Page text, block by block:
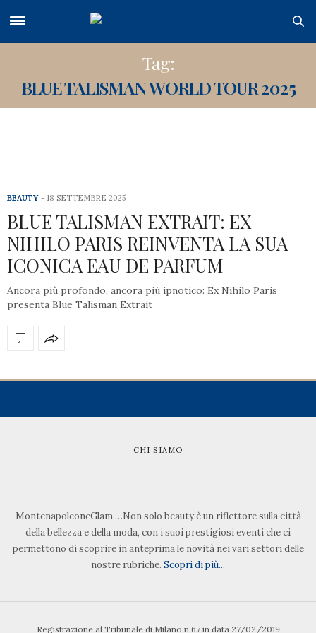
Tag:
BLUE TALISMAN WORLD TOUR 2025
BEAUTY 18 SETTEMBRE 2025
BLUE TALISMAN EXTRAIT: EX
NIHILO PARIS REINVENTA LA SUA
ICONICA EAU DE PARFUM
Ancora più profondo, ancora più ipnotico: Ex Nihilo Paris
presenta Blue Talisman Extrait
CHI SIAMO
MontenapoleoneGlam …Non solo beauty è un riflettore sulla città
della bellezza e della moda, con i suoi prestigiosi eventi che ci
permettono di scoprire in anteprima le novità nei vari settori delle
nostre rubriche. Scopri di più...
Registrazione al Tribunale di Milano n.67 in data 27/02/2019